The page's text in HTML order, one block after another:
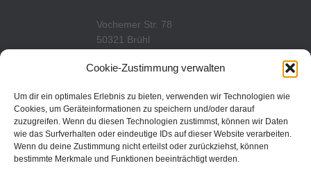
Cookie-Zustimmung verwalten
Um dir ein optimales Erlebnis zu bieten, verwenden wir Technologien wie
Cookies, um Geräteinformationen zu speichern und/oder darauf
zuzugreifen. Wenn du diesen Technologien zustimmst, können wir Daten
wie das Surfverhalten oder eindeutige IDs auf dieser Website verarbeiten.
Wenn du deine Zustimmung nicht erteilst oder zurückziehst, können
bestimmte Merkmale und Funktionen beeinträchtigt werden.
Vochemer Str. 78
50321 Brühl
www.tcfredenbruch.de
DATENSCHUTZORDUNG